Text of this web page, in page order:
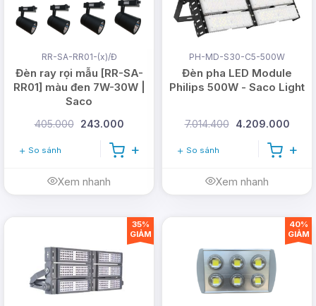
RR-SA-RR01-(x)/Đ
Đèn ray rọi mẫu [RR-SA-
RR01] màu đen 7W-30W |
Saco
405.000 243.000
So sánh
Xem nhanh
PH-MD-S30-C5-500W
Đèn pha LED Module
Philips 500W - Saco Light
7.014.400 4.209.000
So sánh
Xem nhanh
35%
GIẢM
40%
GIẢM